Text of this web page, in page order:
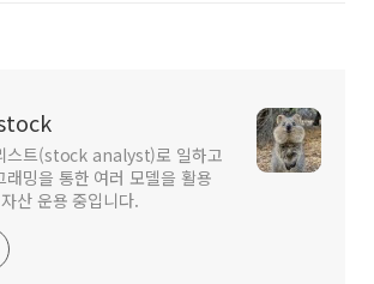
스트(stock analyst)로 일하고
래밍을 통한 여러 모델을 활용
산 운용 중입니다.